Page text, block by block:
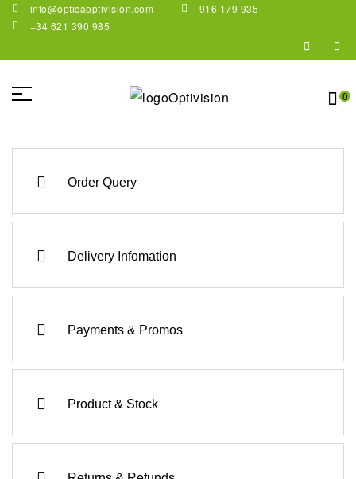
info@opticaoptivision.com
916 179 935
+34 621 390 985
0
Order Query
Delivery Infomation
Payments & Promos
Product & Stock